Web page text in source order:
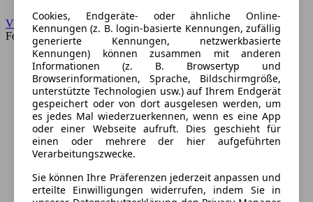
VW
Forum
Cookies, Endgeräte- oder ähnliche Online-
Kennungen (z. B. login-basierte Kennungen, zufällig
generierte Kennungen, netzwerkbasierte
Kennungen) können zusammen mit anderen
Informationen (z. B. Browsertyp und
Browserinformationen, Sprache, Bildschirmgröße,
unterstützte Technologien usw.) auf Ihrem Endgerät
gespeichert oder von dort ausgelesen werden, um
es jedes Mal wiederzuerkennen, wenn es eine App
oder einer Webseite aufruft. Dies geschieht für
einen oder mehrere der hier aufgeführten
Verarbeitungszwecke.
Sie können Ihre Präferenzen jederzeit anpassen und
erteilte Einwilligungen widerrufen, indem Sie in